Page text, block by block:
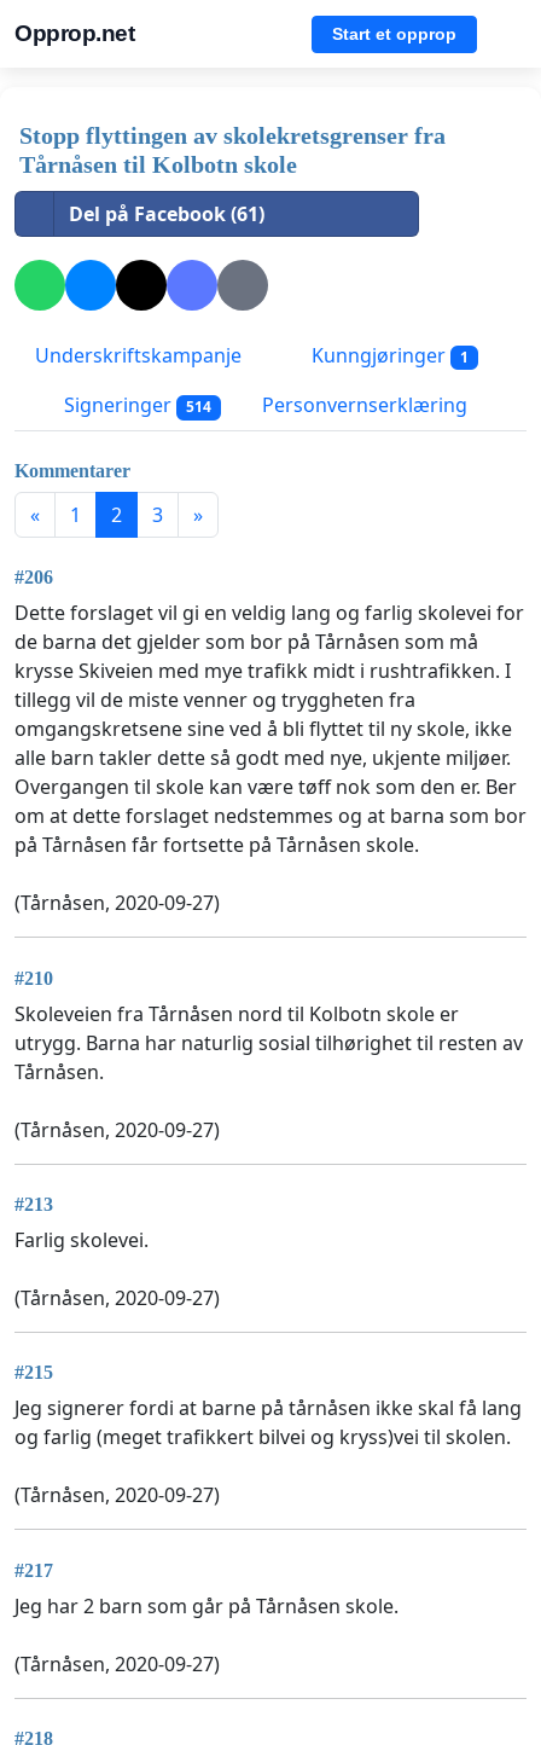
Opprop.net Start et opprop
Stopp flyttingen av skolekretsgrenser fra
Tårnåsen til Kolbotn skole
Del på Facebook (61)
Underskriftskampanje Kunngjøringer 1
Signeringer 514 Personvernserklæring
Kommentarer
« 1 2 3 »
#206
Dette forslaget vil gi en veldig lang og farlig skolevei for
de barna det gjelder som bor på Tårnåsen som må
krysse Skiveien med mye trafikk midt i rushtrafikken. I
tillegg vil de miste venner og tryggheten fra
omgangskretsene sine ved å bli flyttet til ny skole, ikke
alle barn takler dette så godt med nye, ukjente miljøer.
Overgangen til skole kan være tøff nok som den er. Ber
om at dette forslaget nedstemmes og at barna som bor
på Tårnåsen får fortsette på Tårnåsen skole.
(Tårnåsen, 2020-09-27)
#210
Skoleveien fra Tårnåsen nord til Kolbotn skole er
utrygg. Barna har naturlig sosial tilhørighet til resten av
Tårnåsen.
(Tårnåsen, 2020-09-27)
#213
Farlig skolevei.
(Tårnåsen, 2020-09-27)
#215
Jeg signerer fordi at barne på tårnåsen ikke skal få lang
og farlig (meget trafikkert bilvei og kryss)vei til skolen.
(Tårnåsen, 2020-09-27)
#217
Jeg har 2 barn som går på Tårnåsen skole.
(Tårnåsen, 2020-09-27)
#218